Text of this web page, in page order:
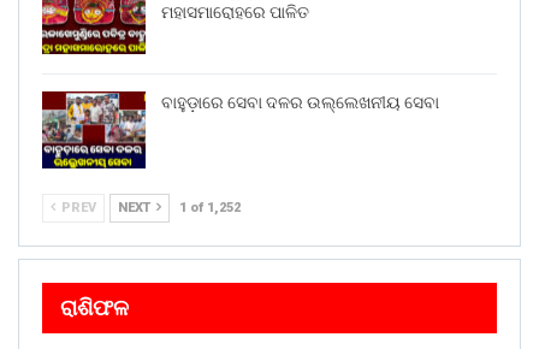
ମହାସମାରୋହରେ ପାଳିତ
ବାହୁଡ଼ାରେ ସେବା ଦଳର ଉଲ୍ଲେଖନୀୟ ସେବା
PREV NEXT 1 of 1,252
ରାଶିଫଳ